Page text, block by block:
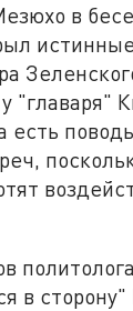
в
"главаря"
в